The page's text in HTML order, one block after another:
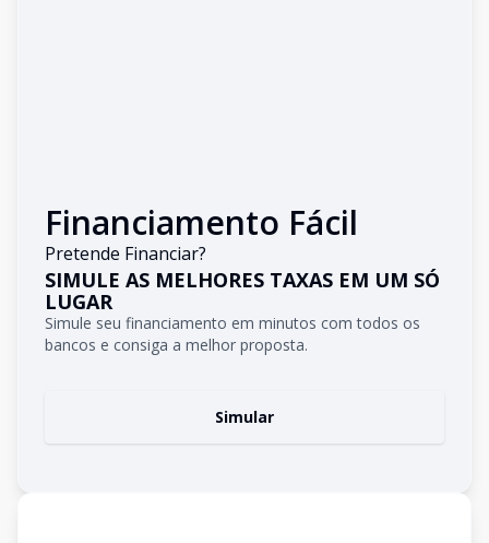
Financiamento Fácil
Pretende Financiar?
SIMULE AS MELHORES TAXAS EM UM SÓ
LUGAR
Simule seu financiamento em minutos com todos os
bancos e consiga a melhor proposta.
Simular